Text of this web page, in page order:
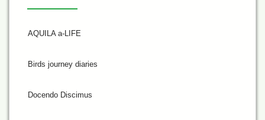
AQUILA a-LIFE
Birds journey diaries
Docendo Discimus